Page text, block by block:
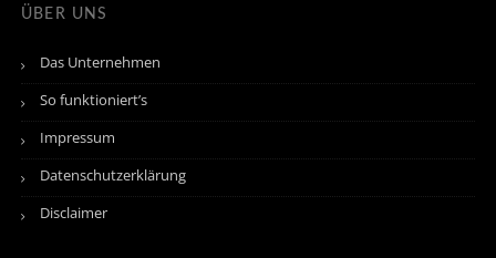
ÜBER UNS
Das Unternehmen
So funktioniert’s
Impressum
Datenschutzerklärung
Disclaimer